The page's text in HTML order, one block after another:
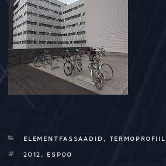
CATEGORIES
ELEMENTFASSAADID ,
TAGS
2012 , ESPOO